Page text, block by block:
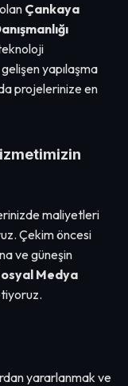
Çankaya
yapılaşma
projelerinize en
maliyetleri
Çekim öncesi
ve güneşin
Medya
yararlanmak ve